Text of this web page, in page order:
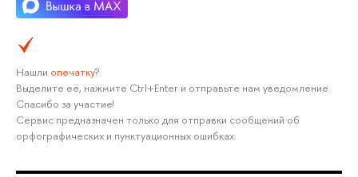
Нашли опечатку?
Выделите её, нажмите Ctrl+Enter и отправьте нам уведомление.
Спасибо за участие!
Сервис предназначен только для отправки сообщений об
орфографических и пунктуационных ошибках.